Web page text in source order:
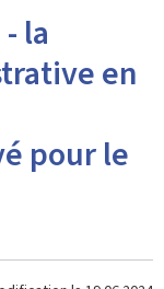
la
en
pour le